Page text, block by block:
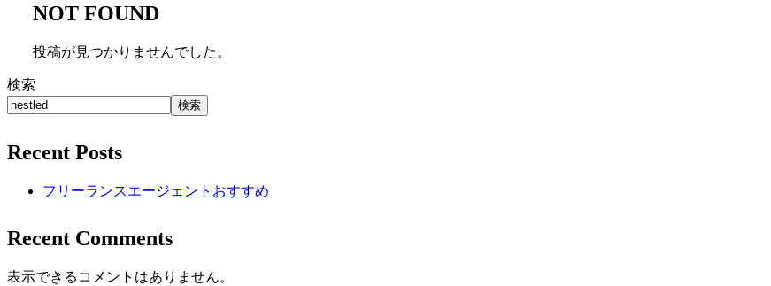
NOT FOUND
投稿が見つかりませんでした。
検索
検索
Recent Posts
フリーランスエージェントおすすめ
Recent Comments
表示できるコメントはありません。